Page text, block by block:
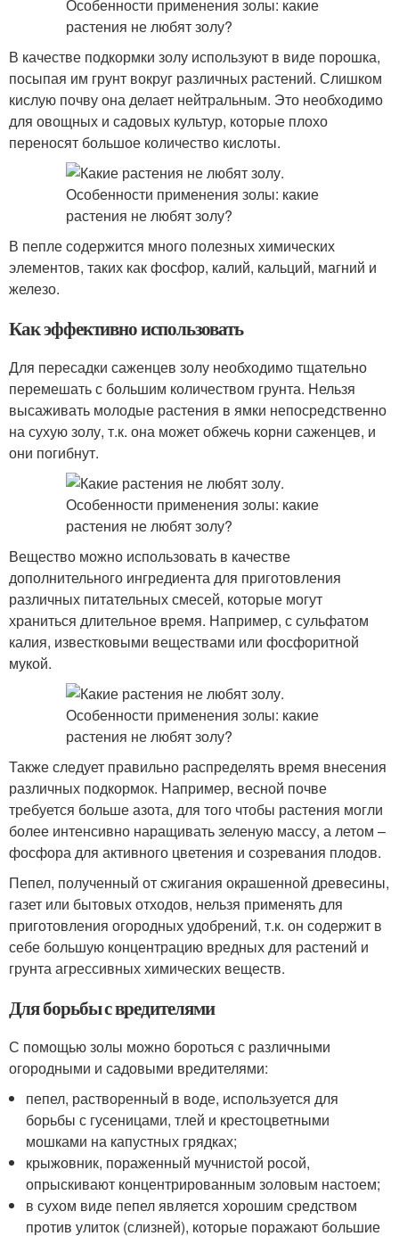
В качестве подкормки золу используют в виде порошка,
посыпая им грунт вокруг различных растений. Слишком
кислую почву она делает нейтральным. Это необходимо
для овощных и садовых культур, которые плохо
переносят большое количество кислоты.
В пепле содержится много полезных химических
элементов, таких как фосфор, калий, кальций, магний и
железо.
Как эффективно использовать
Для пересадки саженцев золу необходимо тщательно
перемешать с большим количеством грунта. Нельзя
высаживать молодые растения в ямки непосредственно
на сухую золу, т.к. она может обжечь корни саженцев, и
они погибнут.
Вещество можно использовать в качестве
дополнительного ингредиента для приготовления
различных питательных смесей, которые могут
храниться длительное время. Например, с сульфатом
калия, известковыми веществами или фосфоритной
мукой.
Также следует правильно распределять время внесения
различных подкормок. Например, весной почве
требуется больше азота, для того чтобы растения могли
более интенсивно наращивать зеленую массу, а летом –
фосфора для активного цветения и созревания плодов.
Пепел, полученный от сжигания окрашенной древесины,
газет или бытовых отходов, нельзя применять для
приготовления огородных удобрений, т.к. он содержит в
себе большую концентрацию вредных для растений и
грунта агрессивных химических веществ.
Для борьбы с вредителями
С помощью золы можно бороться с различными
огородными и садовыми вредителями:
пепел, растворенный в воде, используется для
борьбы с гусеницами, тлей и крестоцветными
мошками на капустных грядках;
крыжовник, пораженный мучнистой росой,
опрыскивают концентрированным золовым настоем;
в сухом виде пепел является хорошим средством
против улиток (слизней), которые поражают большие